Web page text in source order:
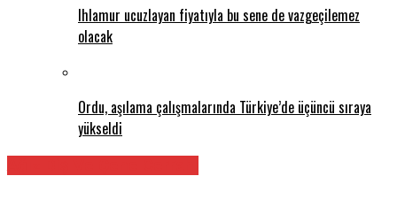
Ihlamur ucuzlayan fiyatıyla bu sene de vazgeçilemez
olacak
Ordu, aşılama çalışmalarında Türkiye’de üçüncü sıraya
yükseldi